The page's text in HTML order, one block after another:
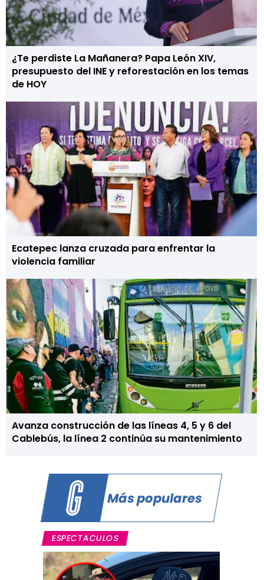
¿Te perdiste La Mañanera? Papa León XIV,
presupuesto del INE y reforestación en los temas
de HOY
Ecatepec lanza cruzada para enfrentar la
violencia familiar
Avanza construcción de las líneas 4, 5 y 6 del
Cablebús, la línea 2 continúa su mantenimiento
Más populares
ESPECTACULOS